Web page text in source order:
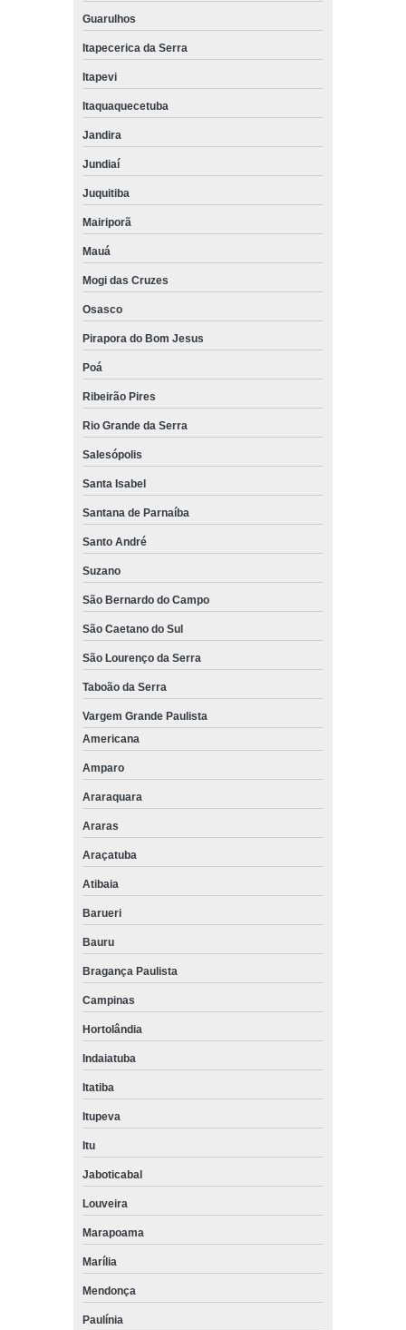
Guarulhos
Itapecerica da Serra
Itapevi
Itaquaquecetuba
Jandira
Jundiaí
Juquitiba
Mairiporã
Mauá
Mogi das Cruzes
Osasco
Pirapora do Bom Jesus
Poá
Ribeirão Pires
Rio Grande da Serra
Salesópolis
Santa Isabel
Santana de Parnaíba
Santo André
Suzano
São Bernardo do Campo
São Caetano do Sul
São Lourenço da Serra
Taboão da Serra
Vargem Grande Paulista
Americana
Amparo
Araraquara
Araras
Araçatuba
Atibaia
Barueri
Bauru
Bragança Paulista
Campinas
Hortolândia
Indaiatuba
Itatiba
Itupeva
Itu
Jaboticabal
Louveira
Marapoama
Marília
Mendonça
Paulínia